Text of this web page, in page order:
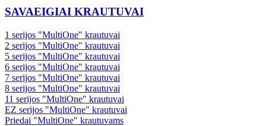
SAVAEIGIAI KRAUTUVAI
1 serijos "MultiOne" krautuvai
2 serijos "MultiOne" krautuvai
5 serijos "MultiOne" krautuvai
6 serijos "MultiOne" krautuvai
7 serijos "MultiOne" krautuvai
8 serijos "MultiOne" krautuvai
11 serijos "MultiOne" krautuvai
EZ serijos "MultiOne" krautuvai
Priedai "MultiOne" krautuvams